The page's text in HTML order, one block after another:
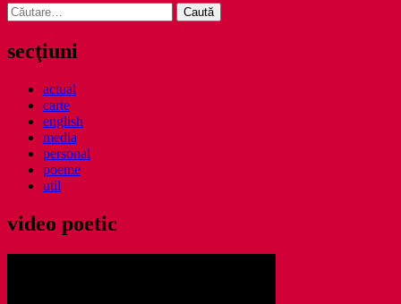
Caută
după:
secţiuni
actual
carte
english
media
personal
poeme
util
video poetic